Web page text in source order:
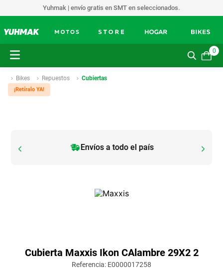
Yuhmak | envío gratis en SMT en seleccionados.
0
Bikes Repuestos Cubiertas
¡Retíralo YA!
Envíos a todo el país
Cubierta Maxxis Ikon CAlambre 29X2 2
Referencia: E0000017258